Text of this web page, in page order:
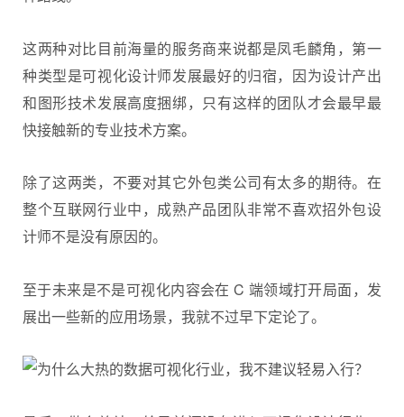
这两种对比目前海量的服务商来说都是凤毛麟角，第一
种类型是可视化设计师发展最好的归宿，因为设计产出
和图形技术发展高度捆绑，只有这样的团队才会最早最
快接触新的专业技术方案。
除了这两类，不要对其它外包类公司有太多的期待。在
整个互联网行业中，成熟产品团队非常不喜欢招外包设
计师不是没有原因的。
至于未来是不是可视化内容会在 C 端领域打开局面，发
展出一些新的应用场景，我就不过早下定论了。